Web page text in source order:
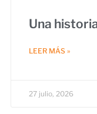
Una
LEER MÁS »
27 julio, 2026